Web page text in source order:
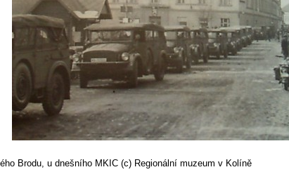
Brodu, u dnešního MKIC (c) Regionální muzeum v Kolíně